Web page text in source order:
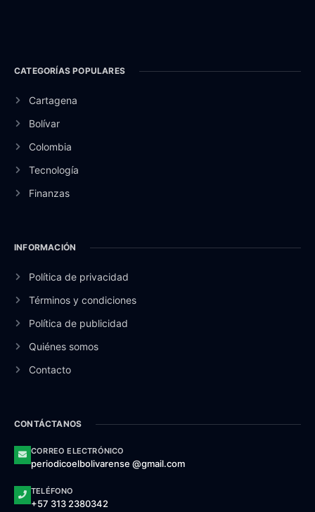
CATEGORÍAS POPULARES
Cartagena
Bolívar
Colombia
Tecnología
Finanzas
INFORMACIÓN
Política de privacidad
Términos y condiciones
Política de publicidad
Quiénes somos
Contacto
CONTÁCTANOS
CORREO ELECTRÓNICO
periodicoelbolivarense @gmail.com
TELÉFONO
+57 313 2380342